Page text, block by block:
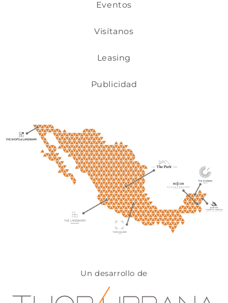
Eventos
Visítanos
Leasing
Publicidad
Un desarrollo de